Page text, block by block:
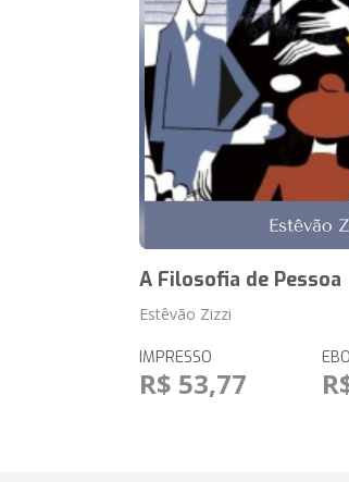
A Filosofia de Pessoa
Estêvão Zizzi
IMPRESSO
R$ 53,77